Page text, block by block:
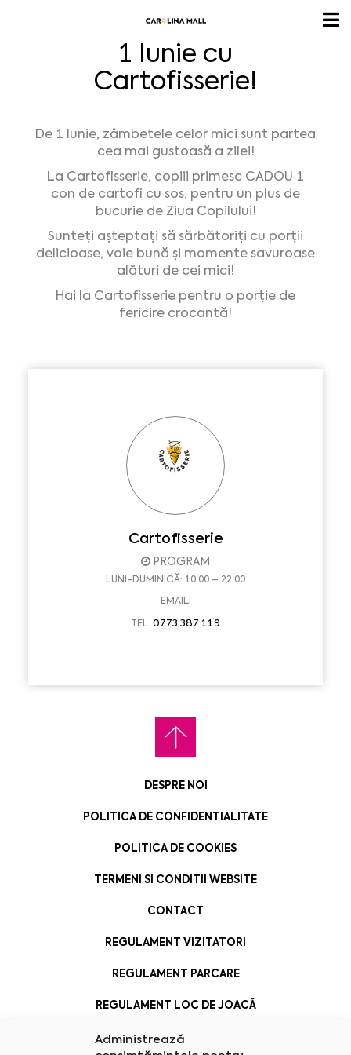
Administrează
1 Iunie cu
Cartofisserie!
De 1 Iunie, zâmbetele celor mici sunt partea
cea mai gustoasă a zilei!
La Cartofisserie, copiii primesc CADOU 1
con de cartofi cu sos, pentru un plus de
bucurie de Ziua Copilului!
Sunteți așteptați să sărbătoriți cu porții
delicioase, voie bună și momente savuroase
alături de cei mici!
Hai la Cartofisserie pentru o porție de
fericire crocantă!
Cartofisserie
PROGRAM
LUNI-DUMINICĂ: 10:00 – 22:00
EMAIL:
TEL: 0773 387 119
DESPRE NOI
POLITICA DE CONFIDENTIALITATE
POLITICA DE COOKIES
TERMENI SI CONDITII WEBSITE
CONTACT
REGULAMENT VIZITATORI
REGULAMENT PARCARE
REGULAMENT LOC DE JOACĂ